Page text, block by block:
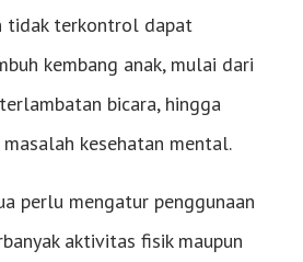
tidak terkontrol dapat
kembang anak, mulai dari
bicara, hingga
kesehatan mental.
perlu mengatur penggunaan
aktivitas fisik maupun